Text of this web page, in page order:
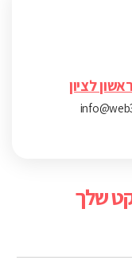
שלך
לציון